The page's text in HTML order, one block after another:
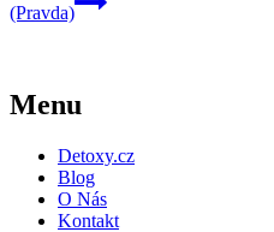
(Pravda)
Menu
Detoxy.cz
Blog
O Nás
Kontakt